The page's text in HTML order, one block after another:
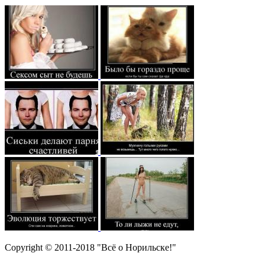
Copyright © 2011-2018 "Всё о Норильске!"